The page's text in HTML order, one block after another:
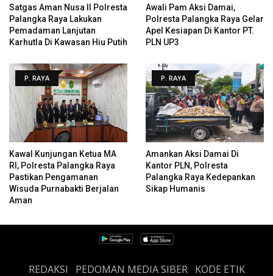
Satgas Aman Nusa II Polresta
Palangka Raya Lakukan
Pemadaman Lanjutan
Karhutla Di Kawasan Hiu Putih
Awali Pam Aksi Damai,
Polresta Palangka Raya Gelar
Apel Kesiapan Di Kantor PT.
PLN UP3
P. RAYA
Kawal Kunjungan Ketua MA
RI, Polresta Palangka Raya
Pastikan Pengamanan
Wisuda Purnabakti Berjalan
Aman
P. RAYA
Amankan Aksi Damai Di
Kantor PLN, Polresta
Palangka Raya Kedepankan
Sikap Humanis
REDAKSI PEDOMAN MEDIA SIBER KODE ETIK